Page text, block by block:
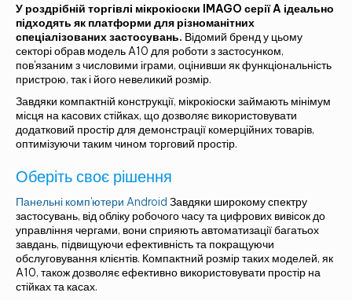
У роздрібній торгівлі мікрокіоски IMAGO серії A ідеально
підходять як платформи для різноманітних
спеціалізованих застосувань. Відомий бренд у цьому
секторі обрав модель A10 для роботи з застосунком,
пов'язаним з числовими іграми, оцінивши як функціональність
пристрою, так і його невеликий розмір.
Завдяки компактній конструкції, мікрокіоски займають мінімум
місця на касових стійках, що дозволяє використовувати
додатковий простір для демонстрації комерційних товарів,
оптимізуючи таким чином торговий простір.
Оберіть своє рішення
Панельні комп'ютери Android Завдяки широкому спектру
застосувань, від обліку робочого часу та цифрових вивісок до
управління чергами, вони сприяють автоматизації багатьох
завдань, підвищуючи ефективність та покращуючи
обслуговування клієнтів. Компактний розмір таких моделей, як
A10, також дозволяє ефективно використовувати простір на
стійках та касах.